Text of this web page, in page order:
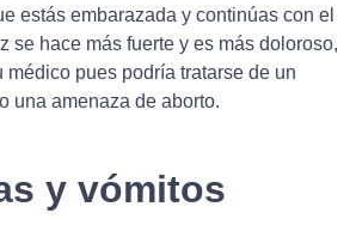
estás embarazada y continúas con el
se hace más fuerte y es más doloroso,
médico pues podría tratarse de un
una amenaza de aborto.
y vómitos